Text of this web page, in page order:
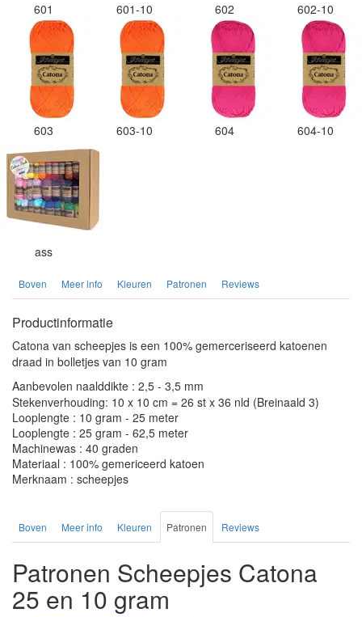
601 601-10 602 602-10
603 603-10 604 604-10
ass
Boven Meer info Kleuren Patronen Reviews
Productinformatie
Catona van scheepjes is een 100% gemerceriseerd katoenen
draad in bolletjes van 10 gram
Aanbevolen naalddikte : 2,5 - 3,5 mm
Stekenverhouding: 10 x 10 cm = 26 st x 36 nld (Breinaald 3)
Looplengte : 10 gram - 25 meter
Looplengte : 25 gram - 62,5 meter
Machinewas : 40 graden
Materiaal : 100% gemericeerd katoen
Merknaam : scheepjes
Boven Meer info Kleuren Patronen Reviews
Patronen Scheepjes Catona
25 en 10 gram